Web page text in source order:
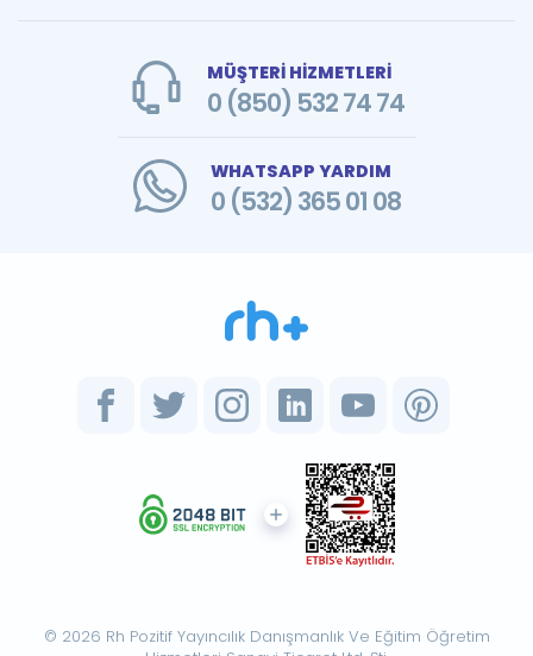
MÜŞTERİ HİZMETLERİ
0 (850) 532 74 74
WHATSAPP YARDIM
0 (532) 365 01 08
© 2026 Rh Pozitif Yayıncılık Danışmanlık Ve Eğitim Öğretim